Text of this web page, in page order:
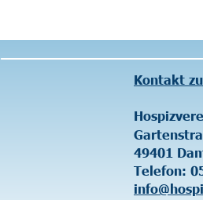
Kontakt
49401
Telefon: